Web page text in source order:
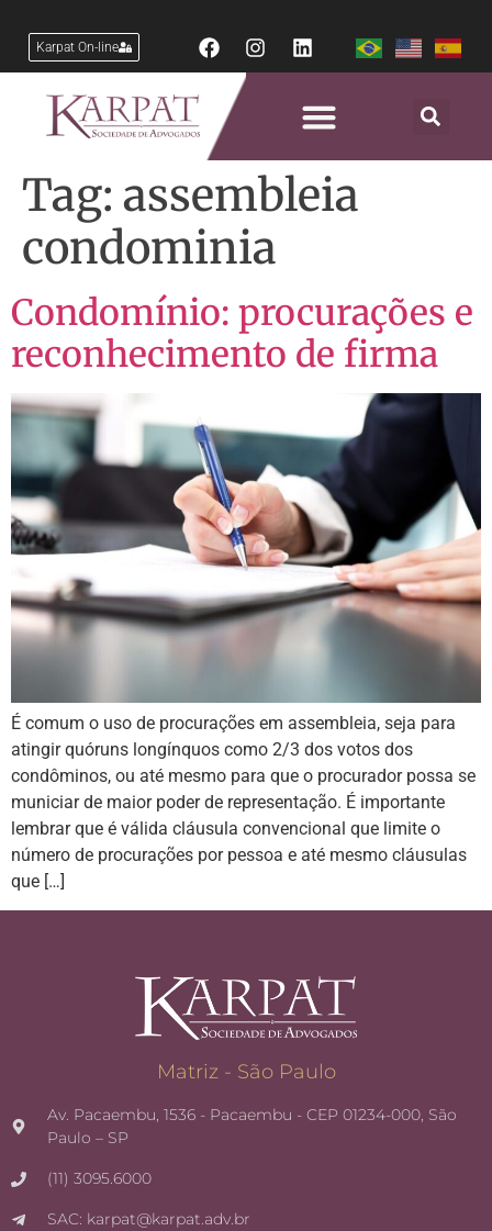
Karpat On-line
Tag: assembleia
condominia
Condomínio: procurações e
reconhecimento de firma
É comum o uso de procurações em assembleia, seja para
atingir quóruns longínquos como 2/3 dos votos dos
condôminos, ou até mesmo para que o procurador possa se
municiar de maior poder de representação. É importante
lembrar que é válida cláusula convencional que limite o
número de procurações por pessoa e até mesmo cláusulas
que […]
Matriz - São Paulo
Av. Pacaembu, 1536 - Pacaembu - CEP 01234-000, São
Paulo – SP
(11) 3095.6000
SAC: karpat@karpat.adv.br